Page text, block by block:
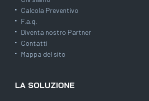
Calcola Preventivo
F.a.q.
Diventa nostro Partner
Contatti
Mappa del sito
LA SOLUZIONE